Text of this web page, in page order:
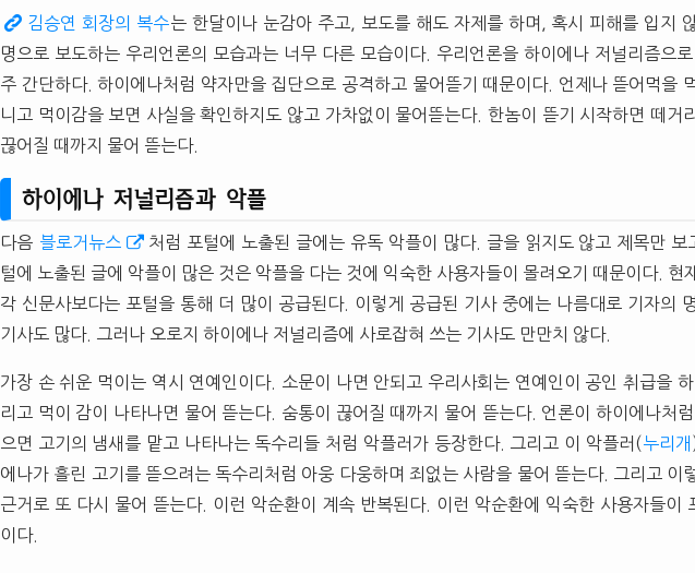
김승연 회장의 복수는 한달이나 눈감아 주고, 보도를 해도 자제를 하며, 혹시 피해를 입지
명으로 보도하는 우리언론의 모습과는 너무 다른 모습이다. 우리언론을 하이에나 저널리즘으
주 간단하다. 하이에나처럼 약자만을 집단으로 공격하고 물어뜯기 때문이다. 언제나 뜯어먹을
니고 먹이감을 보면 사실을 확인하지도 않고 가차없이 물어뜯는다. 한놈이 뜯기 시작하면 떼거
끊어질 때까지 물어 뜯는다.
하이에나 저널리즘과 악플
다음 블로거뉴스
처럼 포털에 노출된 글에는 유독 악플이 많다. 글을 읽지도 않고 제목만 보
털에 노출된 글에 악플이 많은 것은 악플을 다는 것에 익숙한 사용자들이 몰려오기 때문이다. 현
각 신문사보다는 포털을 통해 더 많이 공급된다. 이렇게 공급된 기사 중에는 나름대로 기자의
기사도 많다. 그러나 오로지 하이에나 저널리즘에 사로잡혀 쓰는 기사도 만만치 않다.
가장 손 쉬운 먹이는 역시 연예인이다. 소문이 나면 안되고 우리사회는 연예인이 공인 취급을
리고 먹이 감이 나타나면 물어 뜯는다. 숨통이 끊어질 때까지 물어 뜯는다. 언론이 하이에나처
으면 고기의 냄새를 맡고 나타나는 독수리들 처럼 악플러가 등장한다. 그리고 이 악플러(누리개
에나가 흘린 고기를 뜯으려는 독수리처럼 아웅 다웅하며 죄없는 사람을 물어 뜯는다. 그리고 이
근거로 또 다시 물어 뜯는다. 이런 악순환이 계속 반복된다. 이런 악순환에 익숙한 사용자들이
이다.